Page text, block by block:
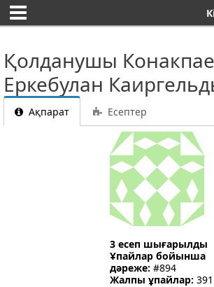
Қолданушы
Еркебулан
Ақпарат Есептер
3 есеп шығарылды
Ұпайлар бойынша
дәреже: #894
Жалпы ұпайлар: 391